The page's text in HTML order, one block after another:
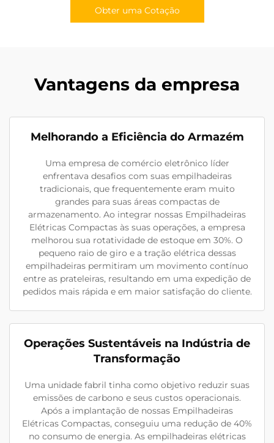
Obter uma Cotação
Vantagens da empresa
Melhorando a Eficiência do Armazém
Uma empresa de comércio eletrônico líder
enfrentava desafios com suas empilhadeiras
tradicionais, que frequentemente eram muito
grandes para suas áreas compactas de
armazenamento. Ao integrar nossas Empilhadeiras
Elétricas Compactas às suas operações, a empresa
melhorou sua rotatividade de estoque em 30%. O
pequeno raio de giro e a tração elétrica dessas
empilhadeiras permitiram um movimento contínuo
entre as prateleiras, resultando em uma expedição de
pedidos mais rápida e em maior satisfação do cliente.
Operações Sustentáveis na Indústria de
Transformação
Uma unidade fabril tinha como objetivo reduzir suas
emissões de carbono e seus custos operacionais.
Após a implantação de nossas Empilhadeiras
Elétricas Compactas, conseguiu uma redução de 40%
no consumo de energia. As empilhadeiras elétricas